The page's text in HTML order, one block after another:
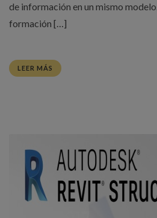
de información en un mismo
formación […]
LEER MÁS